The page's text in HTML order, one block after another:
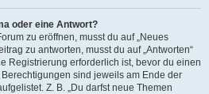
oder eine Antwort?
zu eröffnen, musst du auf „Neues
zu antworten, musst du auf „Antworten“
Registrierung erforderlich ist, bevor du einen
sind jeweils am Ende der
Z. B. „Du darfst neue Themen